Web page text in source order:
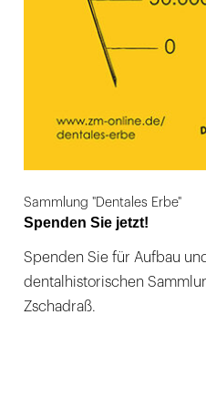
Sammlung "Dentales Erbe"
Spenden Sie jetzt!
Spenden Sie für Aufbau
dentalhistorischen
Zschadraß.